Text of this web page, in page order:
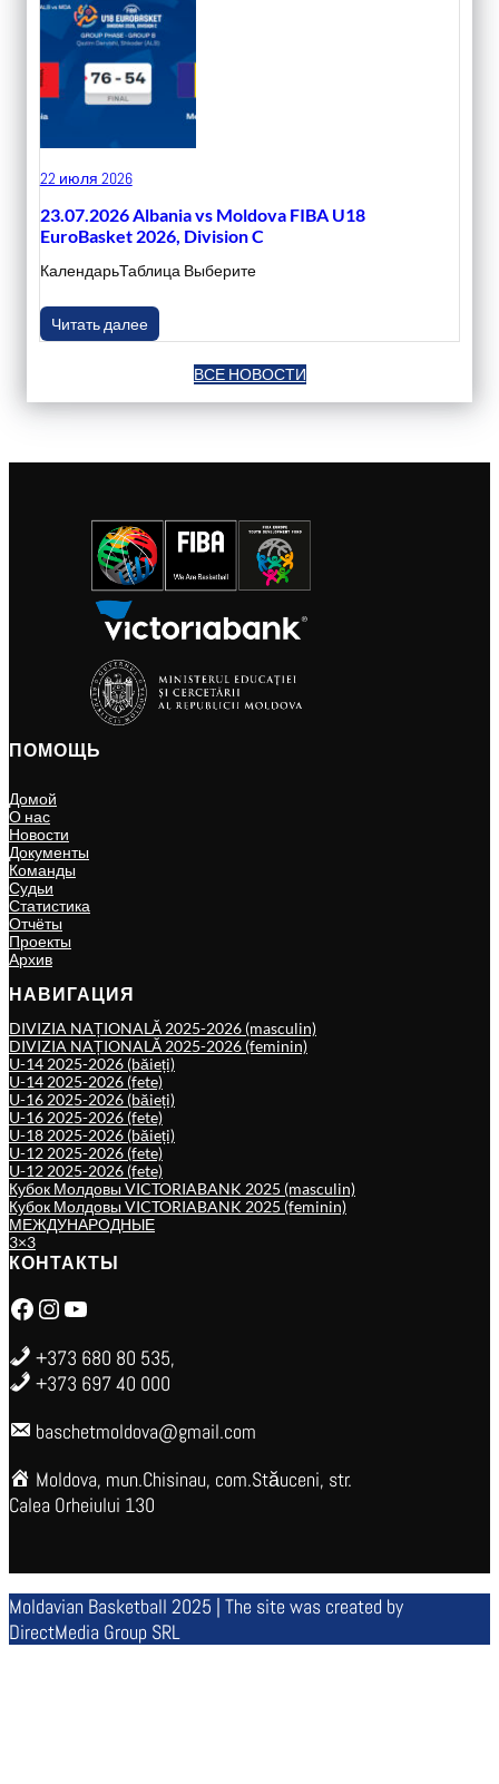
22 июля 2026
23.07.2026 Albania vs Moldova FIBA U18
EuroBasket 2026, Division C
КалендарьТаблица Выберите
Читать далее
ВСЕ НОВОСТИ
ПОМОЩЬ
Домой
О нас
Новости
Документы
Команды
Судьи
Статистика
Отчёты
Проекты
Архив
НАВИГАЦИЯ
DIVIZIA NAȚIONALĂ 2025-2026 (masculin)
DIVIZIA NAȚIONALĂ 2025-2026 (feminin)
U-14 2025-2026 (băieți)
U-14 2025-2026 (fete)
U-16 2025-2026 (băieți)
U-16 2025-2026 (fete)
U-18 2025-2026 (băieți)
U-12 2025-2026 (fete)
U-12 2025-2026 (fete)
Кубок Молдовы VICTORIABANK 2025 (masculin)
Кубок Молдовы VICTORIABANK 2025 (feminin)
МЕЖДУНАРОДНЫЕ
3×3
КОНТАКТЫ
Facebook Instagram YouTube
+373 680 80 535,
+373 697 40 000
baschetmoldova@gmail.com
Moldova, mun.Chisinau, com.Stăuceni, str.
Calea Orheiului 130
Moldavian Basketball 2025 | The site was created by
DirectMedia Group SRL